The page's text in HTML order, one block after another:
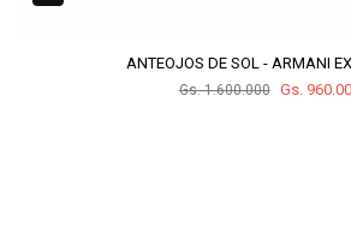
ANTEOJOS DE SOL - ARMANI
Gs. 1.600.000 Gs.